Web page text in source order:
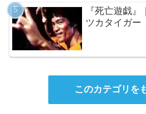
『死亡遊戯
ツカタイガー
このカテゴリを